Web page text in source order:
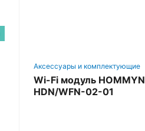
Аксессуары и комплектующие
Wi-Fi модуль HOMMYN
HDN/WFN-02-01